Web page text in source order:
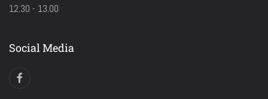
12.30 - 13.00
Social Media